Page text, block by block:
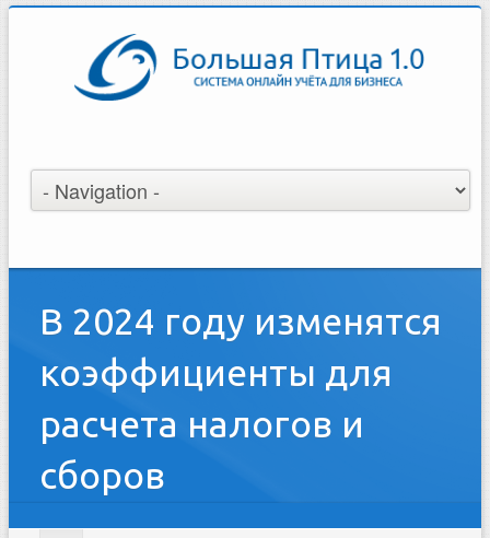
В 2024 году изменятся
коэффициенты для
расчета налогов и
сборов